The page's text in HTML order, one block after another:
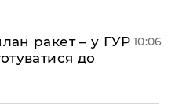
ракет – у ГУР
до
10:06